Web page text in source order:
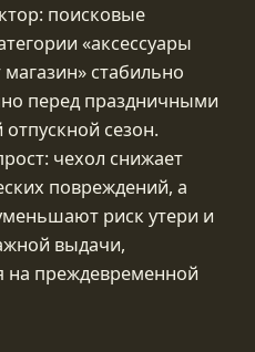
поисковые
«аксессуары
стабильно
перед праздничными
сезон.
чехол снижает
повреждений, а
риск утери и
выдачи,
на преждевременной